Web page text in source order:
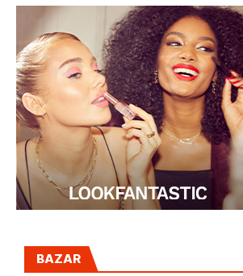
BAZAR